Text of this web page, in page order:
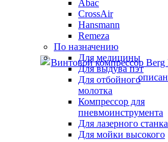
Abac
CrossAir
Hansmann
Remeza
По назначению
Для медицины
Для выдува пэт
Для отбойного
молотка
Компрессор для
пневмоинструмента
Для лазерного станка
Для мойки высокого